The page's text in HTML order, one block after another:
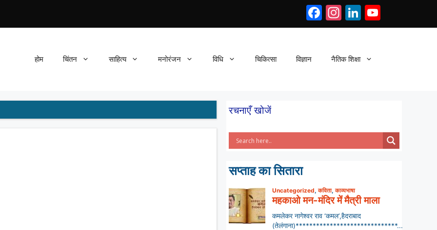
Facebook
Instagram
LinkedIn
होम चिंतन साहित्य मनोरंजन विधि चिकित्सा विज्ञान नैतिक शिक्षा
रचनाएँ खोजें
सप्ताह का सितारा